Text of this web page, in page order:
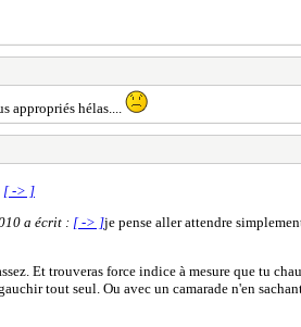
appropriés hélas....
[ -> ]
a écrit : [ -> ]je pense aller attendre
Et trouveras force indice à mesure que tu
tout seul. Ou avec un camarade n'en